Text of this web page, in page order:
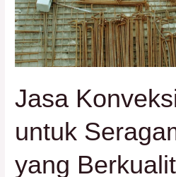
Jasa
untuk
yang
Berkualitas